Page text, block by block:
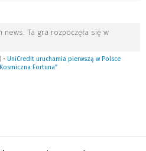
news. Ta gra rozpoczęła się w
• UniCredit uruchamia pierwszą w Polsce
Fortuna”